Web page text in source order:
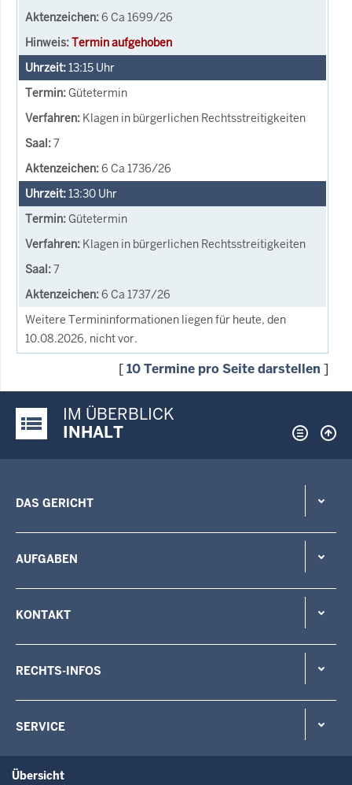
6 Ca 1699/26
Termin aufgehoben
13:15 Uhr
Gütetermin
Klagen in bürgerlichen Rechtsstreitigkeiten
7
6 Ca 1736/26
13:30 Uhr
Gütetermin
Klagen in bürgerlichen Rechtsstreitigkeiten
7
6 Ca 1737/26
Weitere Termininformationen liegen für heute, den
10.08.2026, nicht vor.
[10 Termine pro Seite darstellen ]
Justiz-Portal im Überblick:
IM ÜBERBLICK
INHALT
DAS GERICHT
AUFGABEN
KONTAKT
RECHTS-INFOS
SERVICE
Übersicht